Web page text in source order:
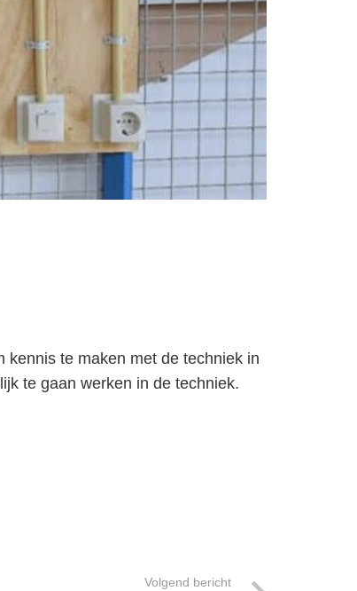
kennis te maken met de techniek in
te gaan werken in de techniek.
Volgend bericht